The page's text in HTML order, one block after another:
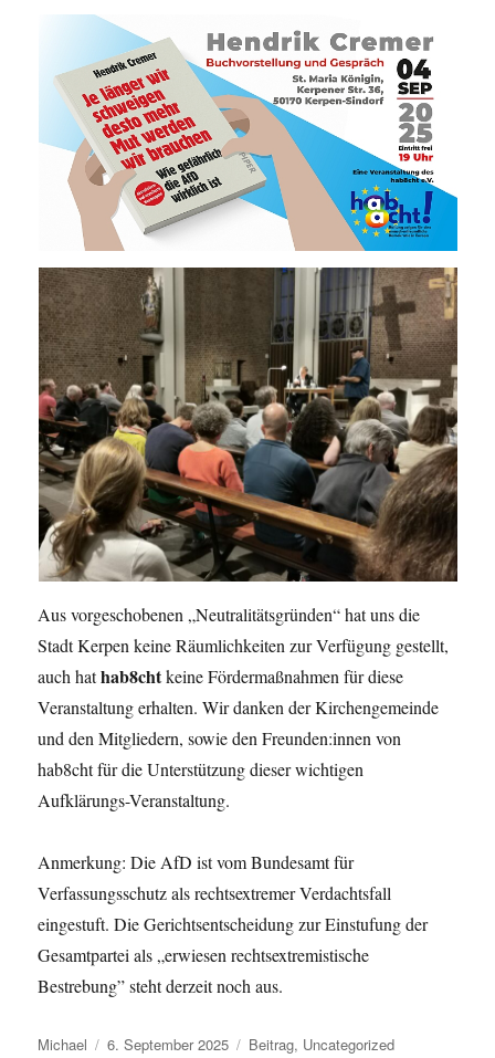
Aus vorgeschobenen „Neutralitätsgründen“ hat uns die
Stadt Kerpen keine Räumlichkeiten zur Verfügung gestellt,
auch hathab8chtkeine Fördermaßnahmen für diese
Veranstaltung erhalten. Wir danken der Kirchengemeinde
und den Mitgliedern, sowie den Freunden:innen von
hab8cht für die Unterstützung dieser wichtigen
Aufklärungs-Veranstaltung.
Anmerkung: Die AfD ist vom Bundesamt für
Verfassungsschutz als rechtsextremer Verdachtsfall
eingestuft. Die Gerichtsentscheidung zur Einstufung der
Gesamtpartei als „erwiesen rechtsextremistische
Bestrebung” steht derzeit noch aus.
Autor
Michael
Veröffentlicht
6. September 2025 Kategorien
Beitrag, Uncategorized